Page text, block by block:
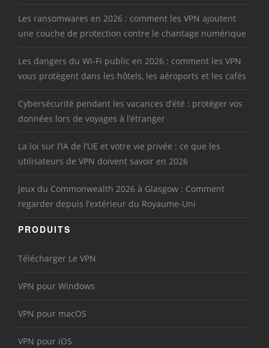
Les ransomwares en 2026 : comment les VPN ajoutent
une couche de protection contre le chantage numérique
Les dangers du Wi-Fi public en 2026 : comment les VPN
vous protègent dans les hôtels, les aéroports et les cafés
Cybersécurité pendant les vacances d’été : protéger vos
données lors de voyages à l’étranger
La loi sur l’IA de l’UE et votre vie privée : ce que les
utilisateurs de VPN doivent savoir en 2026
Jeux du Commonwealth 2026 à Glasgow : Comment
regarder depuis l’extérieur du Royaume-Uni
PRODUITS
Télécharger Le VPN
VPN pour Windows
VPN pour macOS
VPN pour iOS